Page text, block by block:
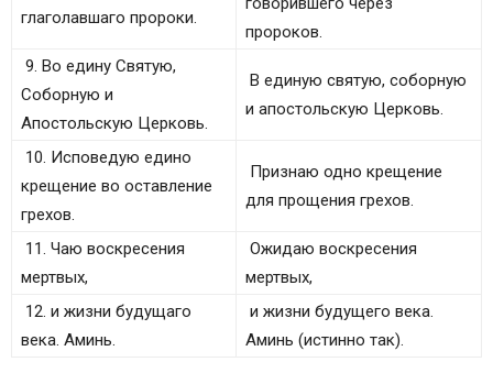
глаголавшаго пророки.
пророков.
9. Во едину Святую,
Соборную и
Апостольскую Церковь.
В единую святую, соборную
и апостольскую Церковь.
10. Исповедую едино
крещение во оставление
грехов.
Признаю одно крещение
для прощения грехов.
11. Чаю воскресения
мертвых,
Ожидаю воскресения
мертвых,
12. и жизни будущаго
века. Аминь.
и жизни будущего века.
Аминь (истинно так).